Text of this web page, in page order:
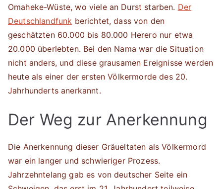
Omaheke-Wüste, wo viele an Durst starben. Der
Deutschlandfunk berichtet, dass von den
geschätzten 60.000 bis 80.000 Herero nur etwa
20.000 überlebten. Bei den Nama war die Situation
nicht anders, und diese grausamen Ereignisse werden
heute als einer der ersten Völkermorde des 20.
Jahrhunderts anerkannt.
Der Weg zur Anerkennung
Die Anerkennung dieser Gräueltaten als Völkermord
war ein langer und schwieriger Prozess.
Jahrzehntelang gab es von deutscher Seite ein